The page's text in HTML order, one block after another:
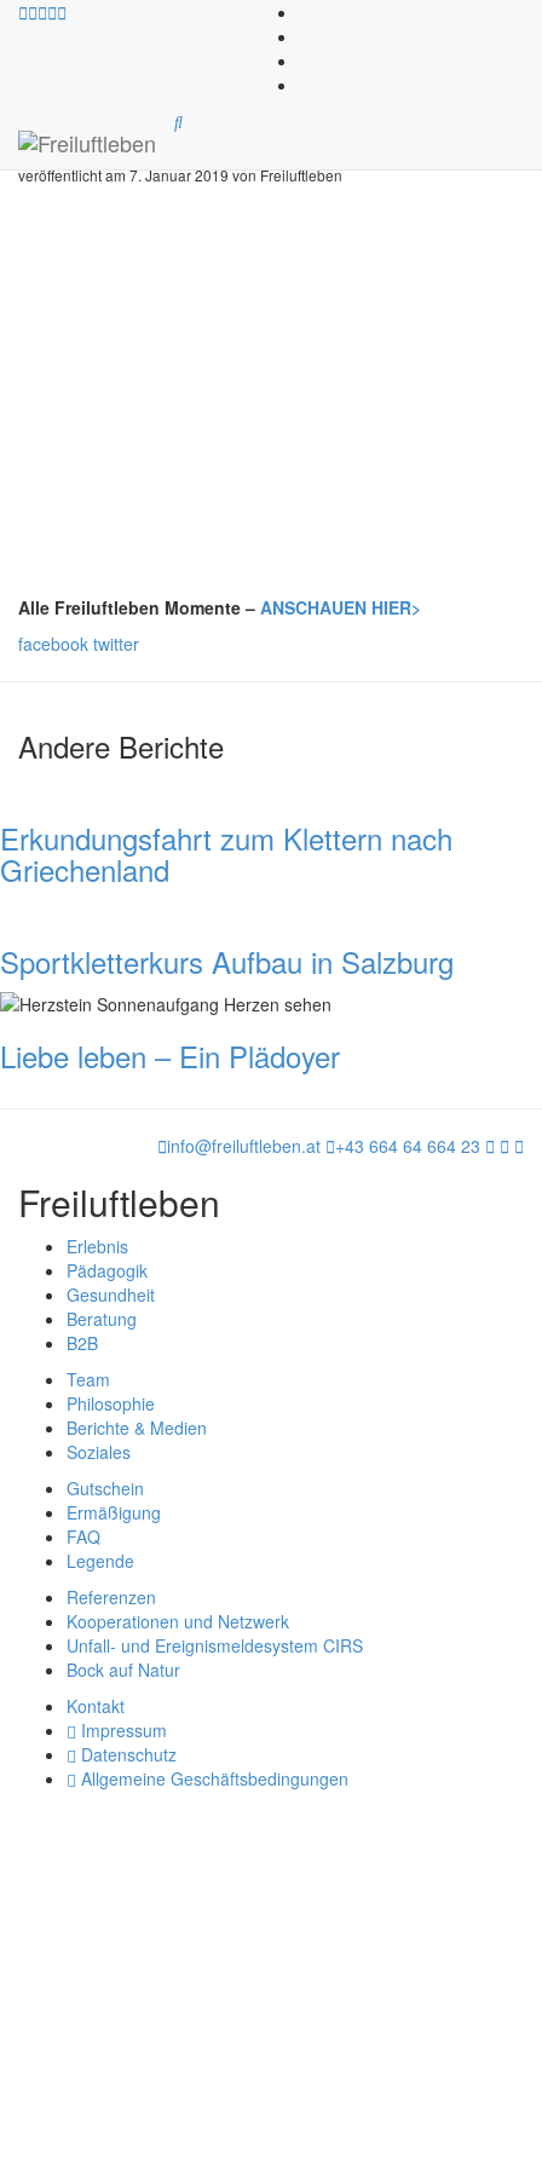
Freiluftleben Momente
veröffentlicht am7. Januar 2019vonFreiluftleben
Alle Freiluftleben Momente – ANSCHAUEN HIER>
facebook twitter
Andere Berichte
Erkundungsfahrt zum Klettern nach
Griechenland
Sportkletterkurs Aufbau in Salzburg
Liebe leben – Ein Plädoyer
info@freiluftleben.at +43 664 64 664 23
Freiluftleben
Erlebnis
Pädagogik
Gesundheit
Beratung
B2B
Team
Philosophie
Berichte & Medien
Soziales
Gutschein
Ermäßigung
FAQ
Legende
Referenzen
Kooperationen und Netzwerk
Unfall- und Ereignismeldesystem CIRS
Bock auf Natur
Kontakt
Impressum
Datenschutz
Allgemeine Geschäftsbedingungen